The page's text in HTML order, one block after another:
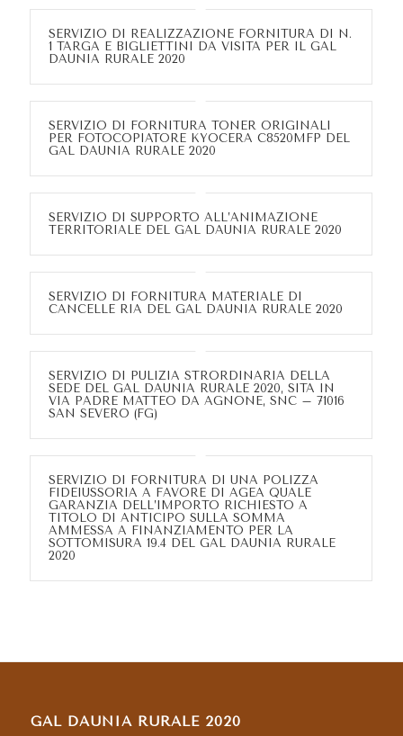
SERVIZIO DI REALIZZAZIONE FORNITURA DI N.
1 TARGA E BIGLIETTINI DA VISITA PER IL GAL
DAUNIA RURALE 2020
SERVIZIO DI FORNITURA TONER ORIGINALI
PER FOTOCOPIATORE KYOCERA C8520MFP DEL
GAL DAUNIA RURALE 2020
SERVIZIO DI SUPPORTO ALL’ANIMAZIONE
TERRITORIALE DEL GAL DAUNIA RURALE 2020
SERVIZIO DI FORNITURA MATERIALE DI
CANCELLE RIA DEL GAL DAUNIA RURALE 2020
SERVIZIO DI PULIZIA STRORDINARIA DELLA
SEDE DEL GAL DAUNIA RURALE 2020, SITA IN
VIA PADRE MATTEO DA AGNONE, SNC – 71016
SAN SEVERO (FG)
SERVIZIO DI FORNITURA DI UNA POLIZZA
FIDEIUSSORIA A FAVORE DI AGEA QUALE
GARANZIA DELL’IMPORTO RICHIESTO A
TITOLO DI ANTICIPO SULLA SOMMA
AMMESSA A FINANZIAMENTO PER LA
SOTTOMISURA 19.4 DEL GAL DAUNIA RURALE
2020
GAL DAUNIA RURALE 2020